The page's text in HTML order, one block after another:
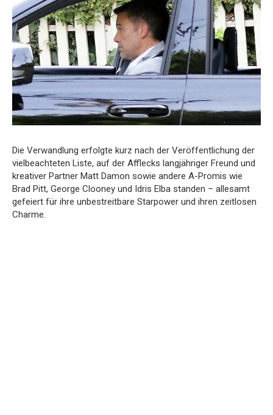
Die Verwandlung erfolgte kurz nach der Veröffentlichung der
vielbeachteten Liste, auf der Afflecks langjähriger Freund und
kreativer Partner Matt Damon sowie andere A-Promis wie
Brad Pitt, George Clooney und Idris Elba standen – allesamt
gefeiert für ihre unbestreitbare Starpower und ihren zeitlosen
Charme.